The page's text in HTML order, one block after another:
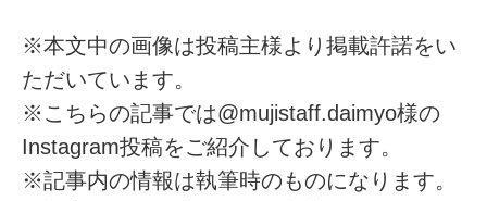
※本文中の画像は投稿主様より掲載許諾をい
ただいています。
※こちらの記事では@mujistaff.daimyo様の
Instagram投稿をご紹介しております。
※記事内の情報は執筆時のものになります。